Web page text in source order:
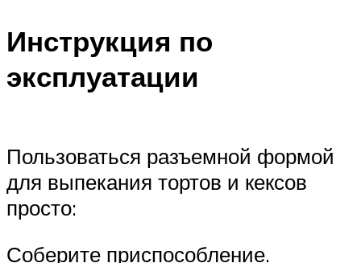
Инструкция по
эксплуатации
Пользоваться разъемной формой
для выпекания тортов и кексов
просто:
Соберите приспособление.